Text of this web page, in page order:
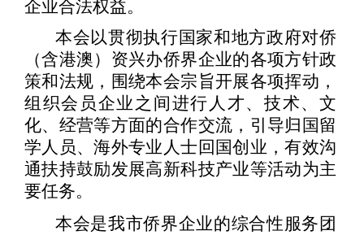
企业合法权益。
本会以贯彻执行国家和地方政府对侨
（含港澳）资兴办侨界企业的各项方针政
策和法规，围绕本会宗旨开展各项挥动，
组织会员企业之间进行人才、技术、文
化、经营等方面的合作交流，引导归国留
学人员、海外专业人士回国创业，有效沟
通扶持鼓励发展高新科技产业等活动为主
要任务。
本会是我市侨界企业的综合性服务团